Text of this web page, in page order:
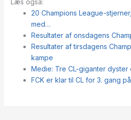
Læs også:
20 Champions League-
med…
Resultater af onsdagens
Resultater af tirsdagens
kampe
Medie: Tre CL-giganter dyster
FCK er klar til CL for 3. gang